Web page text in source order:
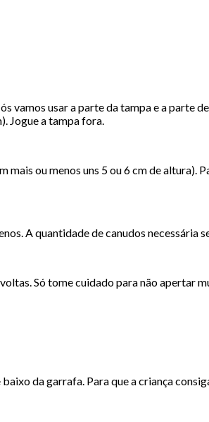
vamos usar a parte da tampa e a parte
Jogue a tampa fora.
mais ou menos uns 5 ou 6 cm de
A quantidade de canudos
Só tome cuidado para não apertar
da garrafa. Para que a criança